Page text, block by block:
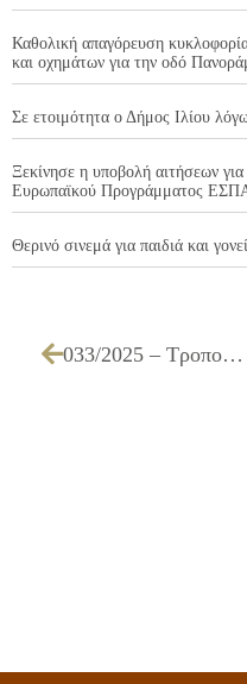
Καθολική απαγόρευση
και οχημάτων για την οδό
Σε ετοιμότητα ο Δήμος Ιλίου
Ξεκίνησε η υποβολή αιτήσεων
Ευρωπαϊκού Προγράμματος
Θερινό σινεμά για παιδιά και
033/2025 – Τροποποίηση της υπ’ αριθμ. 139/2024 Απόφασης Δ.Σ.